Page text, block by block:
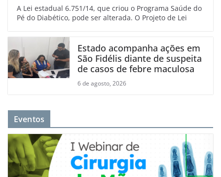
A Lei estadual 6.751/14, que criou o Programa Saúde do
Pé do Diabético, pode ser alterada. O Projeto de Lei
Estado acompanha ações em
São Fidélis diante de suspeita
de casos de febre maculosa
6 de agosto, 2026
Eventos